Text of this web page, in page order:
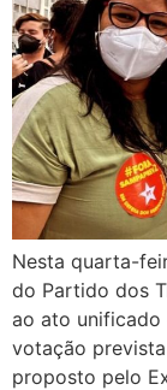
Nesta quarta-
do Partido dos
ao ato unificado
votação
proposto pelo